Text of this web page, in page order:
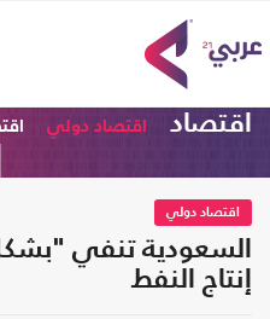
اقتصاد اقتصاد دولي
اقتصاد دولي
السعودية تنفي
إنتاج النفط